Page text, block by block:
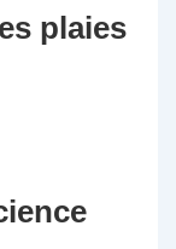
plaies